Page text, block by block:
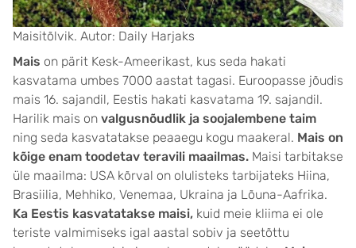
Maisitõlvik. Autor: Daily Harjaks
Mais on pärit Kesk-Ameerikast, kus seda hakati
kasvatama umbes 7000 aastat tagasi. Euroopasse jõudis
mais 16. sajandil, Eestis hakati kasvatama 19. sajandil.
Harilik mais on valgusnõudlik ja soojalembene taim
ning seda kasvatatakse peaaegu kogu maakeral. Mais on
kõige enam toodetav teravili maailmas. Maisi tarbitakse
üle maailma: USA kõrval on olulisteks tarbijateks Hiina,
Brasiilia, Mehhiko, Venemaa, Ukraina ja Lõuna-Aafrika.
Ka Eestis kasvatatakse maisi, kuid meie kliima ei ole
teriste valmimiseks igal aastal sobiv ja seetõttu